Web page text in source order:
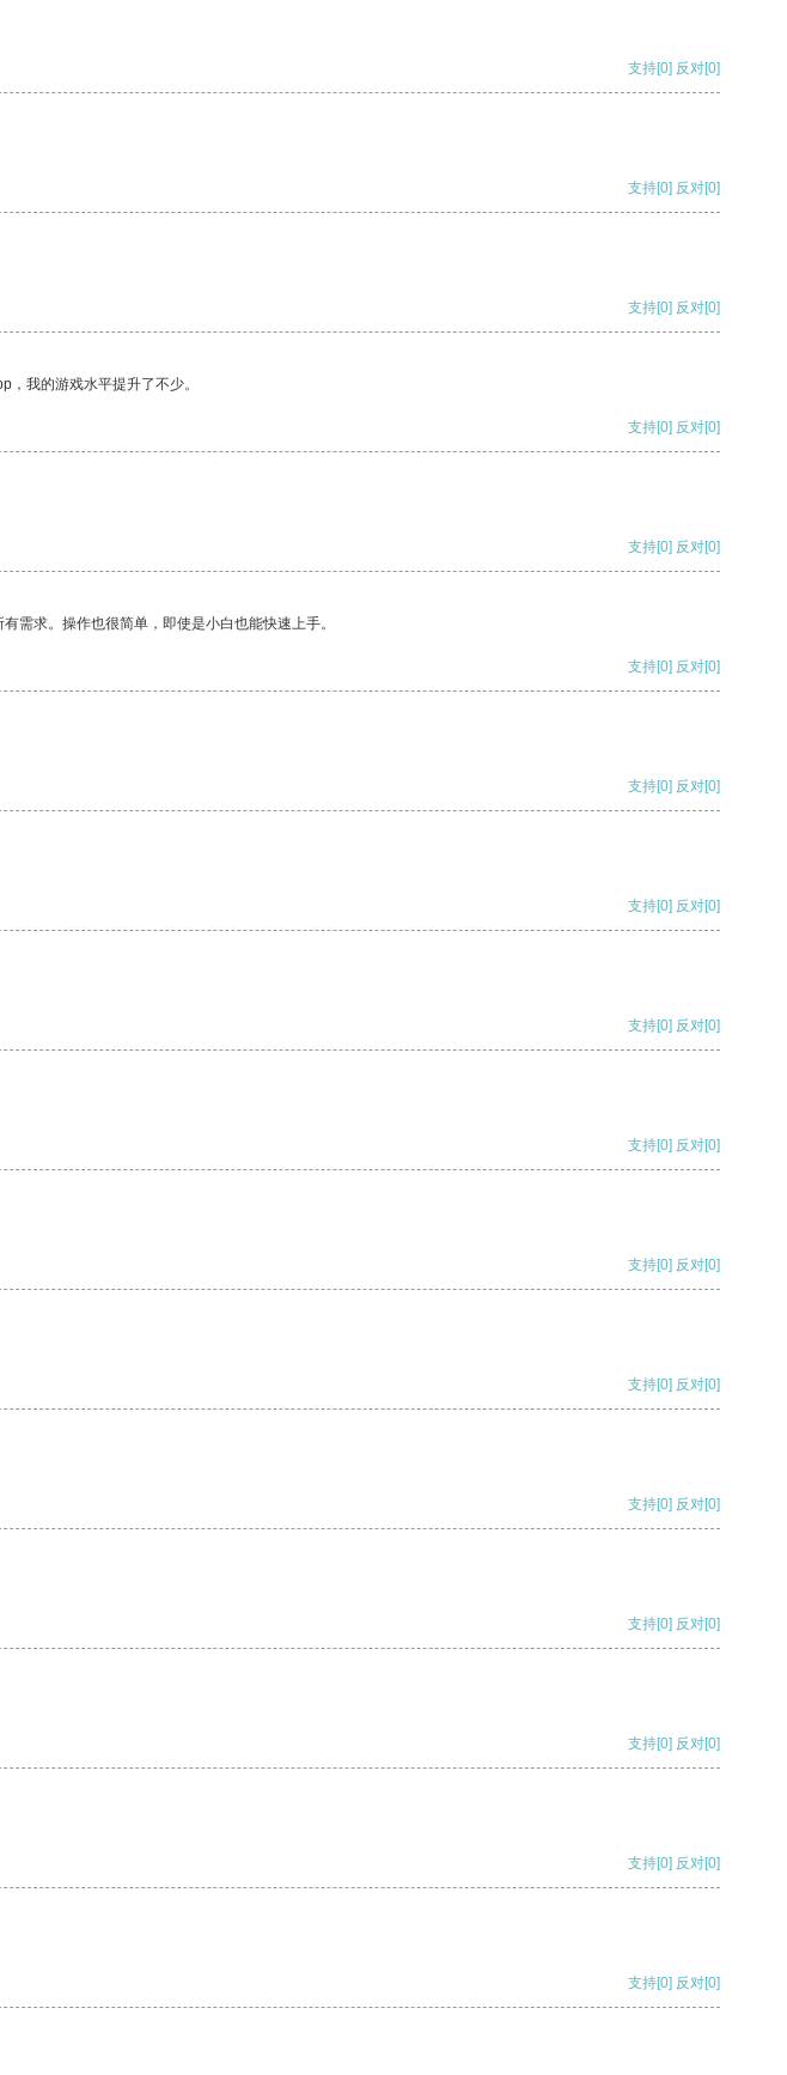
支持[0] 反对[0]
支持[0] 反对[0]
支持[0] 反对[0]
我的游戏水平提升了不少。
支持[0] 反对[0]
支持[0] 反对[0]
需求。操作也很简单，即使是小白也能快速上手。
支持[0] 反对[0]
支持[0] 反对[0]
支持[0] 反对[0]
支持[0] 反对[0]
支持[0] 反对[0]
支持[0] 反对[0]
支持[0] 反对[0]
支持[0] 反对[0]
支持[0] 反对[0]
支持[0] 反对[0]
支持[0] 反对[0]
支持[0] 反对[0]